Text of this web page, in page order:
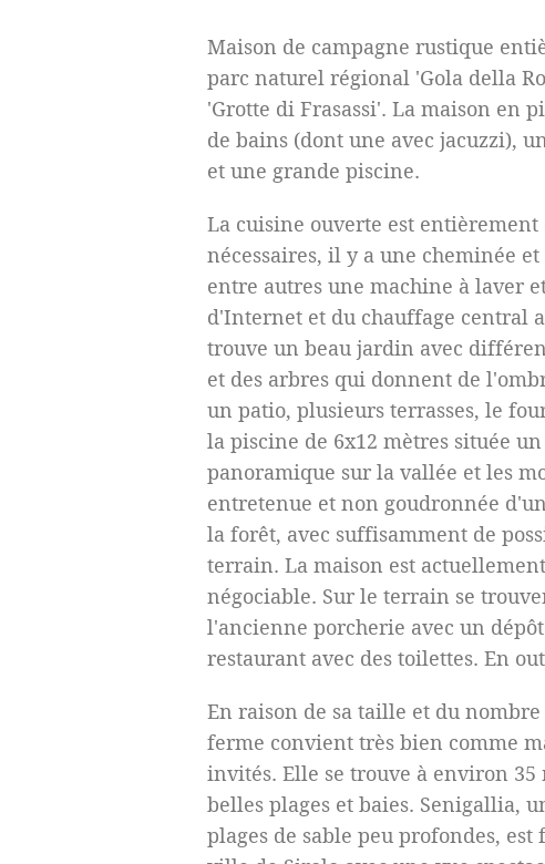
Maison de campagne rustique
parc naturel régional 'Gola della
'Grotte di Frasassi'. La maison en
de bains (dont une avec jacuzzi),
et une grande piscine.
La cuisine ouverte est
nécessaires, il y a une cheminée
entre autres une machine à laver
d'Internet et du chauffage central
trouve un beau jardin avec
et des arbres qui donnent de
un patio, plusieurs terrasses, le
la piscine de 6x12 mètres située
panoramique sur la vallée et les
entretenue et non goudronnée
la forêt, avec suffisamment de
terrain. La maison est
négociable. Sur le terrain se
l'ancienne porcherie avec un
restaurant avec des toilettes. En
En raison de sa taille et du
ferme convient très bien comme
invités. Elle se trouve à environ 35
belles plages et baies. Senigallia,
plages de sable peu profondes,